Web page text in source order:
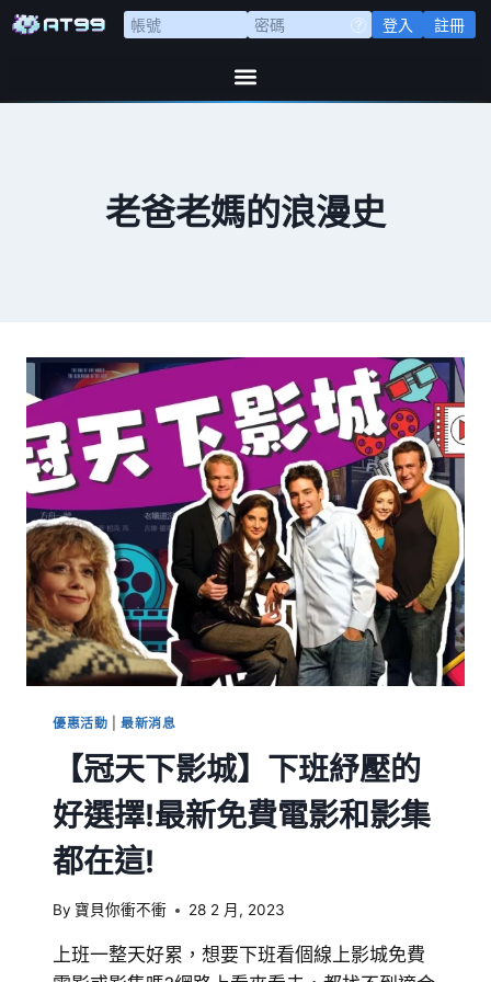
登入 註冊
老爸老媽的浪漫史
優惠活動 |最新消息
【冠天下影城】下班紓壓的
好選擇!最新免費電影和影集
都在這!
By 寶貝你衝不衝 28 2 月, 2023
上班一整天好累，想要下班看個線上影城免費